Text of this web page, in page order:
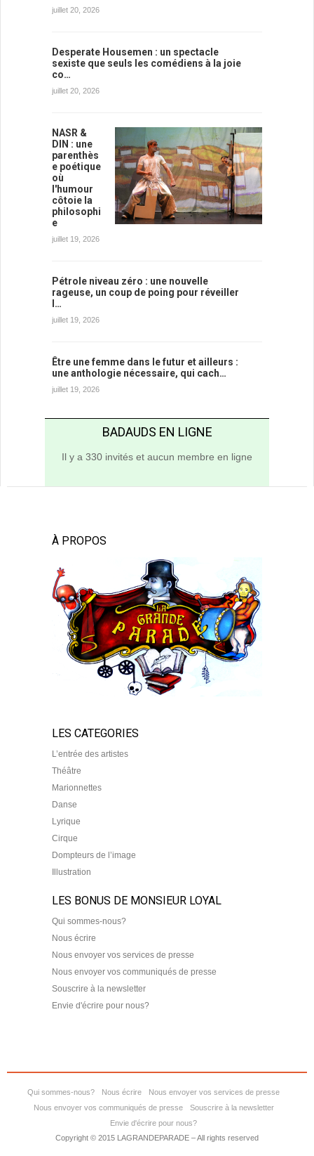
juillet 20, 2026
Desperate Housemen : un spectacle
sexiste que seuls les comédiens à la joie
co…
juillet 20, 2026
NASR &
DIN : une
parenthès
e poétique
où
l'humour
côtoie la
philosophi
e
juillet 19, 2026
Pétrole niveau zéro : une nouvelle
rageuse, un coup de poing pour réveiller
l…
juillet 19, 2026
Être une femme dans le futur et ailleurs :
une anthologie nécessaire, qui cach…
juillet 19, 2026
BADAUDS EN LIGNE
Il y a 330 invités et aucun membre en ligne
À PROPOS
LES CATEGORIES
L’entrée des artistes
Théâtre
Marionnettes
Danse
Lyrique
Cirque
Dompteurs de l’image
Illustration
LES BONUS DE MONSIEUR LOYAL
Qui sommes-nous?
Nous écrire
Nous envoyer vos services de presse
Nous envoyer vos communiqués de presse
Souscrire à la newsletter
Envie d'écrire pour nous?
Qui sommes-nous? Nous écrire
Nous envoyer vos services de presse
Nous envoyer vos communiqués de presse
Souscrire à la newsletter
Envie d'écrire pour nous?
Copyright © 2015 LAGRANDEPARADE – All rights reserved